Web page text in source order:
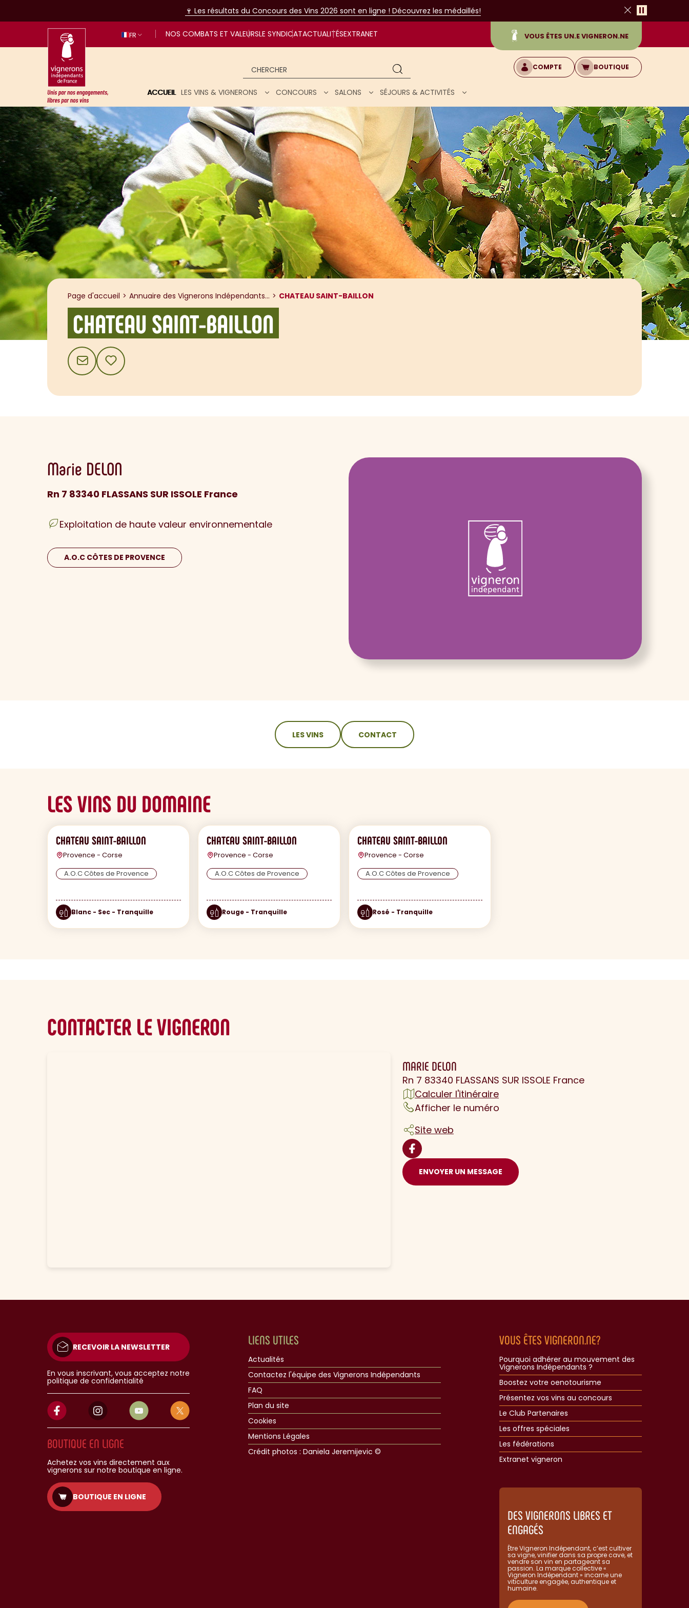
🍷 Les résultats du Concours des Vins 2026 sont en ligne ! Découvrez les médaillés!
Fermer
FR NOS COMBATS ET VALEURSLE SYNDICATACTUALITÉSEXTRANET VOUS ÊTES UN.E VIGNERON.NE
Unis par nos engagements, libres par nos vins
Chercher
COMPTE BOUTIQUE
ACCUEIL LES VINS & VIGNERONS CONCOURS SALONS SÉJOURS & ACTIVITÉS
Page d'accueil Annuaire des Vignerons Indépendants... CHATEAU SAINT-BAILLON
CHATEAU SAINT-BAILLON
CONTACTAJOUTER AUX FAVORIS
Marie DELON
Rn 7 83340 FLASSANS SUR ISSOLE France
Exploitation de haute valeur environnementale
A.O.C CÔTES DE PROVENCE
LES VINS CONTACT
LES VINS DU DOMAINE
CHATEAU SAINT-BAILLON
Provence - Corse
A.O.C Côtes de Provence
Blanc - Sec - Tranquille
CHATEAU SAINT-BAILLON
Provence - Corse
A.O.C Côtes de Provence
Rouge - Tranquille
CHATEAU SAINT-BAILLON
Provence - Corse
A.O.C Côtes de Provence
Rosé - Tranquille
CONTACTER LE VIGNERON
MARIE DELON
Rn 7 83340 FLASSANS SUR ISSOLE France
Calculer l'itinéraire
Afficher le numéro
Site web
ENVOYER UN MESSAGE
RECEVOIR LA NEWSLETTER
En vous inscrivant, vous acceptez notre
politique de confidentialité
BOUTIQUE EN LIGNE
Achetez vos vins directement aux
vignerons sur notre boutique en ligne.
BOUTIQUE EN LIGNE
LIENS UTILES
Actualités
Contactez l'équipe des Vignerons Indépendants
FAQ
Plan du site
Cookies
Mentions Légales
Crédit photos : Daniela Jeremijevic ©​
VOUS ÊTES VIGNERON.NE?
Pourquoi adhérer au mouvement des
Vignerons Indépendants ?
Boostez votre oenotourisme
Présentez vos vins au concours
Le Club Partenaires
Les offres spéciales
Les fédérations
Extranet vigneron​
DES VIGNERONS LIBRES ET
ENGAGÉS
Être Vigneron Indépendant, c’est cultiver
sa vigne, vinifier dans sa propre cave, et
vendre son vin en partageant sa
passion. La marque collective «
Vigneron Indépendant » incarne une
viticulture engagée, authentique et
humaine.​